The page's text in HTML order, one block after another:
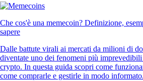
Che cos'è una memecoin? Definizione,
sapere
Dalle battute virali ai mercati da milioni di
diventate uno dei fenomeni più
crypto. In questa guida scopri come
come comprarle e gestirle in modo informato.